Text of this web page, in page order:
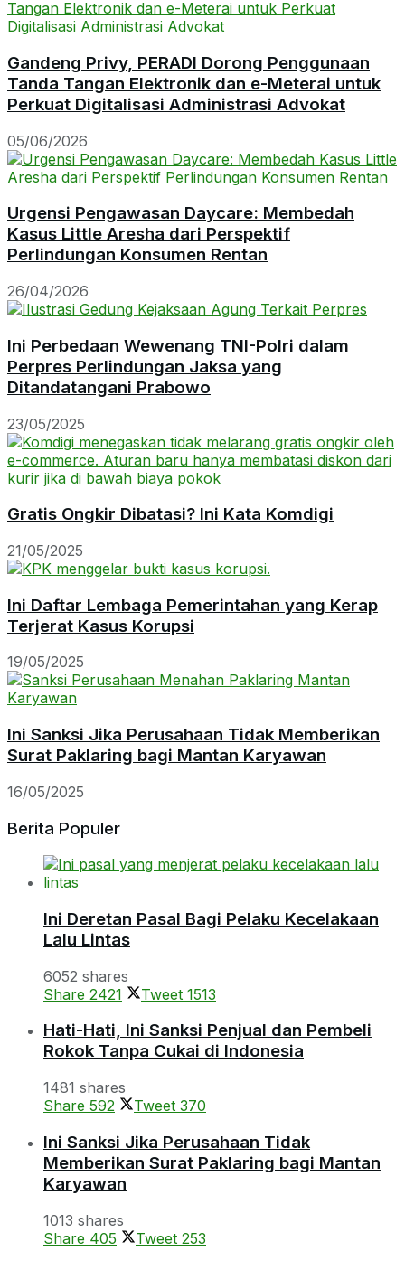
Gandeng Privy, PERADI Dorong Penggunaan
Tanda Tangan Elektronik dan e-Meterai untuk
Perkuat Digitalisasi Administrasi Advokat
05/06/2026
Urgensi Pengawasan Daycare: Membedah
Kasus Little Aresha dari Perspektif
Perlindungan Konsumen Rentan
26/04/2026
Ini Perbedaan Wewenang TNI-Polri dalam
Perpres Perlindungan Jaksa yang
Ditandatangani Prabowo
23/05/2025
Gratis Ongkir Dibatasi? Ini Kata Komdigi
21/05/2025
Ini Daftar Lembaga Pemerintahan yang Kerap
Terjerat Kasus Korupsi
19/05/2025
Ini Sanksi Jika Perusahaan Tidak Memberikan
Surat Paklaring bagi Mantan Karyawan
16/05/2025
Berita Populer
Ini Deretan Pasal Bagi Pelaku Kecelakaan
Lalu Lintas
6052 shares
Share 2421 Tweet 1513
Hati-Hati, Ini Sanksi Penjual dan Pembeli
Rokok Tanpa Cukai di Indonesia
1481 shares
Share 592 Tweet 370
Ini Sanksi Jika Perusahaan Tidak
Memberikan Surat Paklaring bagi Mantan
Karyawan
1013 shares
Share 405 Tweet 253